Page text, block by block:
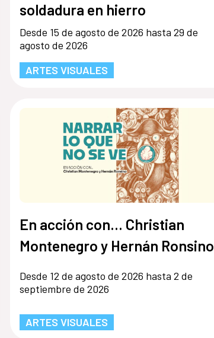
soldadura en hierro
Desde 15 de agosto de 2026 hasta 29 de
agosto de 2026
ARTES VISUALES
En acción con... Christian
Montenegro y Hernán Ronsino
Desde 12 de agosto de 2026 hasta 2 de
septiembre de 2026
ARTES VISUALES